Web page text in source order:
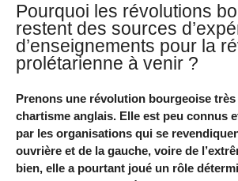
Pourquoi les révolutions
restent des sources
d’enseignements pour la
prolétarienne à venir ?
Prenons une révolution bourgeoise très
chartisme anglais. Elle est peu connus
par les organisations qui se
ouvrière et de la gauche, voire de
bien, elle a pourtant joué un rôle